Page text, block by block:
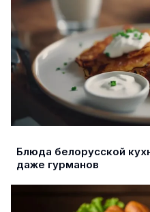
Блюда белорусской
даже гурманов